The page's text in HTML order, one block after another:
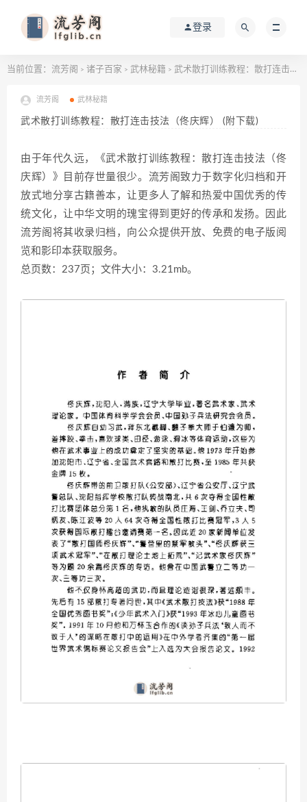
登录
当前位置： 流芳阁 > 诸子百家 > 武林秘籍 > 武术散打训练教程：散打连击技法（佟庆辉） (附下载)
流芳阁 武林秘籍
武术散打训练教程：散打连击技法（佟庆辉） (附下载)
由于年代久远，《武术散打训练教程：散打连击技法（佟
庆辉）》目前存世量很少。流芳阁致力于数字化归档和开
放式地分享古籍善本，让更多人了解和热爱中国优秀的传
统文化，让中华文明的瑰宝得到更好的传承和发扬。因此
流芳阁将其收录归档，向公众提供开放、免费的电子版阅
览和影印本获取服务。
总页数：237页；文件大小：3.21mb。